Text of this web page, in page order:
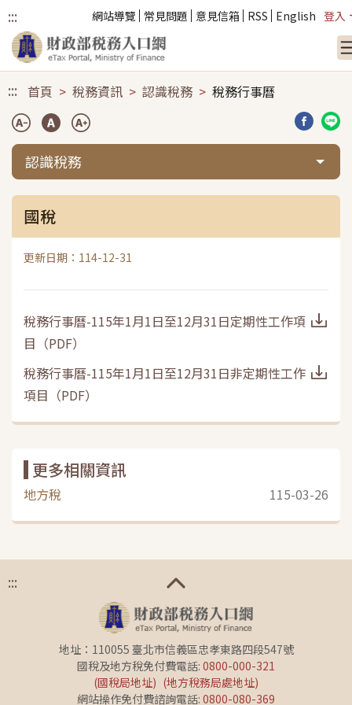
::: 網站導覽 常見問題 意見信箱 RSS English 登入
::: 首頁 稅務資訊 認識稅務 稅務行事曆
分享到
分
認識稅務
國稅
更新日期：114-12-31
稅務行事曆-115年1月1日至12月31日定期性工作項
目 （PDF）
稅務行事曆-115年1月1日至12月31日非定期性工作
項目 （PDF）
更多相關資訊
地方稅 115-03-26
:::
地址：110055 臺北市信義區忠孝東路四段547號
國稅及地方稅免付費電話: 0800-000-321
(國稅局地址) (地方稅務局處地址)
網站操作免付費諮詢電話: 0800-080-369